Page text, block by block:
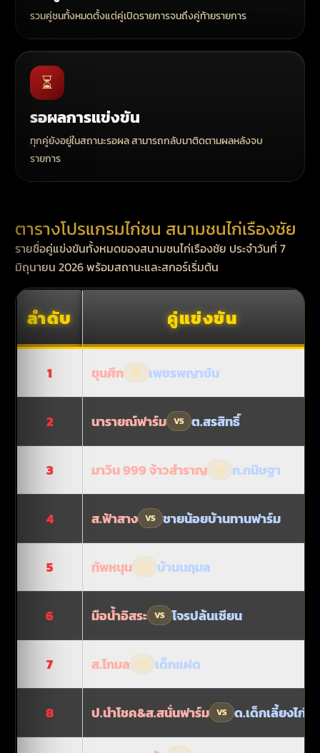
รวมคู่ชนทั้งหมดตั้งแต่คู่เปิดรายการจนถึงคู่ท้ายรายการ
⏳
รอผลการแข่งขัน
ทุกคู่ยังอยู่ในสถานะรอผล สามารถกลับมาติดตามผลหลังจบ
รายการ
ตารางโปรแกรมไก่ชน สนามชนไก่เรืองชัย
รายชื่อคู่แข่งขันทั้งหมดของสนามชนไก่เรืองชัย ประจำวันที่ 7
มิถุนายน 2026 พร้อมสถานะและสกอร์เริ่มต้น
ลำดับ คู่แข่งขัน
1 ขุนศึก VS เพชรพญาขัน
2 นารายณ์ฟาร์ม VS ต.สรสิทธิ์
3 มาวิน 999 จ้าวสำราญ VS ก.กนิษฐา
4 ส.ฟ้าสาง VS ชายน้อยบ้านทานฟาร์ม
5 ทัพหนุน VS บ้านนฤมล
6 มือน้ำอิสระ VS โจรปล้นเซียน
7 ส.โกมล VS เด็กแฝด
8 ป.นำโชค&ส.สนั่นฟาร์ม VS ด.เด็กเลี้ยงไก่